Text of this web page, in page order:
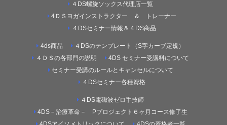
４DS螺旋ソックス代理店一覧
4ＤＳヨガインストラクター ＆ トレーナー
４DSセミナー情報＆４DS商品
4ds商品
４DSのテンプレート（S字カーブ定規）
４ＤＳの各部門の説明
4DS セミナー受講料について
セミナー受講のルールとキャンセルについて
４DSセミナー各種資格
４DS電磁波ゼロ手技師
4DS－治療革命－ Pプロジェクト６ヶ月コース修了生